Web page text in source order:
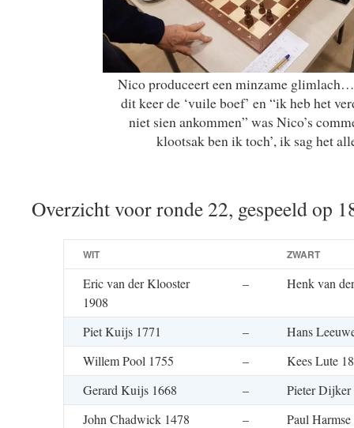
Nico produceert een minzame
dit keer de ‘vuile boef’ en “ik heb het
niet sien ankommen” was Nico’s
klootsak ben ik toch’, ik sag het
Overzicht voor ronde 22, gespeeld op
WIT ZWART
Eric van der Klooster
1908
– Henk van
Piet Kuijs 1771 –
Hans
Willem Pool 1755
–
Kees Lute
Gerard Kuijs 1668
–
Pieter Dijker
John Chadwick 1478
–
Paul